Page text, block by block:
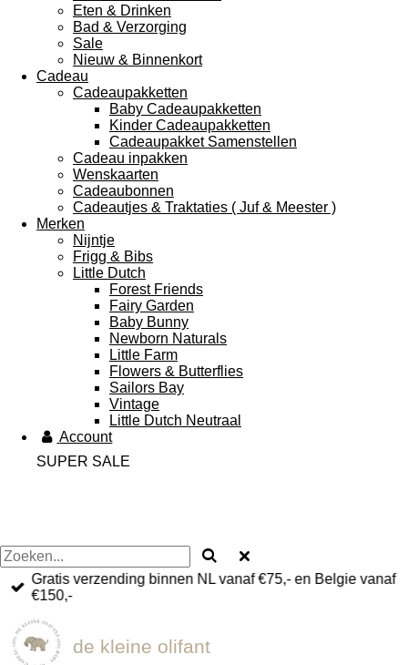
Eten & Drinken
Bad & Verzorging
Sale
Nieuw & Binnenkort
Cadeau
Cadeaupakketten
Baby Cadeaupakketten
Kinder Cadeaupakketten
Cadeaupakket Samenstellen
Cadeau inpakken
Wenskaarten
Cadeaubonnen
Cadeautjes & Traktaties ( Juf & Meester )
Merken
Nijntje
Frigg & Bibs
Little Dutch
Forest Friends
Fairy Garden
Baby Bunny
Newborn Naturals
Little Farm
Flowers & Butterflies
Sailors Bay
Vintage
Little Dutch Neutraal
Account
SUPER SALE
Gratis verzending binnen NL vanaf €75,- en Belgie vanaf
€150,-
de kleine olifant